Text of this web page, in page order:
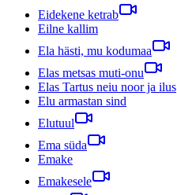
Eidekene ketrab
Eilne kallim
Ela hästi, mu kodumaa
Elas metsas muti-onu
Elas Tartus neiu noor ja ilus
Elu armastan sind
Elutuul
Ema süda
Emake
Emakesele